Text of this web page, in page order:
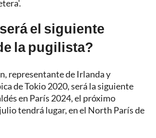
el siguiente
la pugilista?
representante de Irlanda y
de Tokio 2020, será la siguiente
en París 2024, el próximo
tendrá lugar, en el North París de